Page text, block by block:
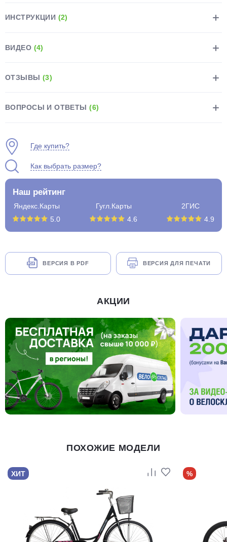
ИНСТРУКЦИИ (2)
ВИДЕО (4)
ОТЗЫВЫ (3)
ВОПРОСЫ И ОТВЕТЫ(6)
Где купить?
Как выбрать размер?
Наш рейтинг
Яндекс.Карты
5.0
Гугл.Карты
4.6
2ГИС
4.9
ВЕРСИЯ В PDF ВЕРСИЯ ДЛЯ ПЕЧАТИ
АКЦИИ
ПОХОЖИЕ МОДЕЛИ
ХИТ %